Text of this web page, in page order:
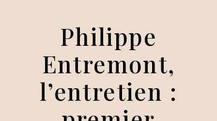
Philippe
Entremont,
l’entretien :